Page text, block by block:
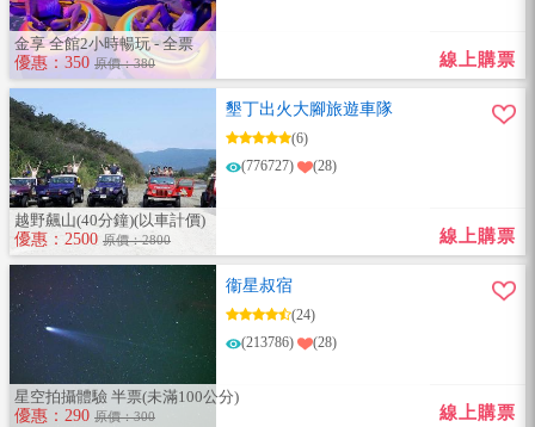
線上購票
金享 全館2小時暢玩 - 全票
優惠：350 原價：380
墾丁出火大腳旅遊車隊
(6)
(776727)
(28)
線上購票
越野飆山(40分鐘)(以車計價)
優惠：2500 原價：2800
衞星叔宿
(24)
(213786)
(28)
線上購票
星空拍攝體驗 半票(未滿100公分)
優惠：290 原價：300